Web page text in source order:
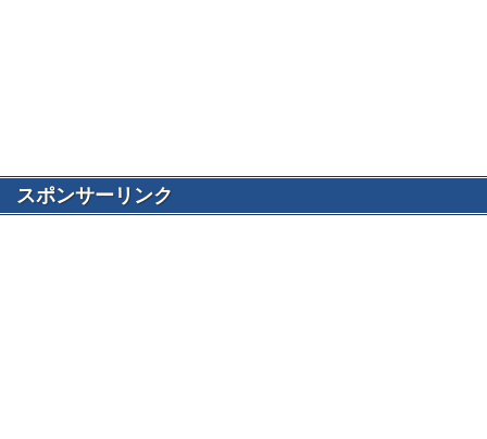
スポンサーリンク